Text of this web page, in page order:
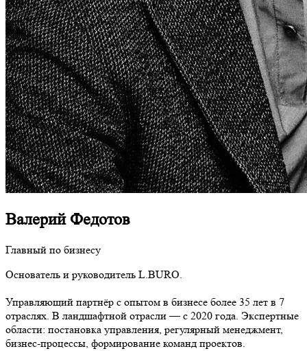
Валерий Федотов
Главный по бизнесу
Основатель и руководитель L.BURO.
Управляющий партнёр с опытом в бизнесе более 35 лет в 7
отраслях. В ландшафтной отрасли — с 2020 года. Экспертные
области: постановка управления, регулярный менеджмент,
бизнес-процессы, формирование команд проектов.